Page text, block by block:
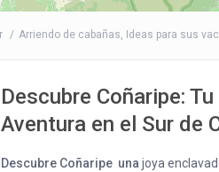
Arriendo de cabañas, Ideas para sus
Descubre Coñaripe:
Aventura en el Sur de
Descubre Coñaripe una joya